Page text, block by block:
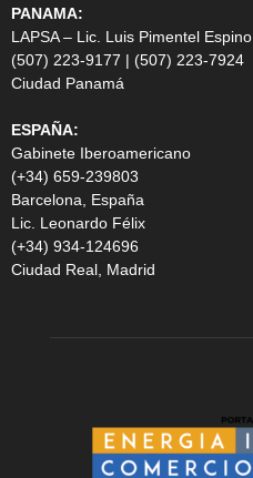
PANAMA:
LAPSA – Lic. Luis Pimentel Espino
(507) 223-9177 | (507) 223-7924
Ciudad Panamá
ESPAÑA:
Gabinete Iberoamericano
(+34) 659-239803
Barcelona, España
Lic. Leonardo Félix
(+34) 934-124696
Ciudad Real, Madrid